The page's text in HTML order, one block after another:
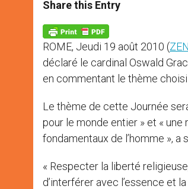
s
p
p
e
g
e
r
b
k
Share this Entry
ROME, Jeudi 19 août 2010 (
déclaré le cardinal Oswald
en commentant le thème
Le thème de cette Journée
pour le monde entier » et « une
fondamentaux de l’homme »,
« Respecter la liberté
d’interférer avec l’essence et